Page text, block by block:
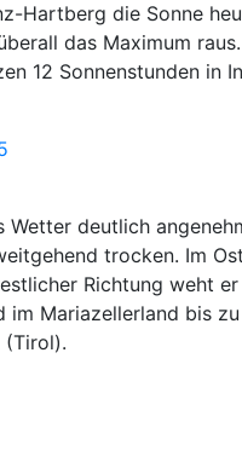
Hartberg die Sonne
das Maximum
12 Sonnenstunden in
Wetter deutlich
trocken. Im
Richtung weht
Mariazellerland bis
(Tirol).